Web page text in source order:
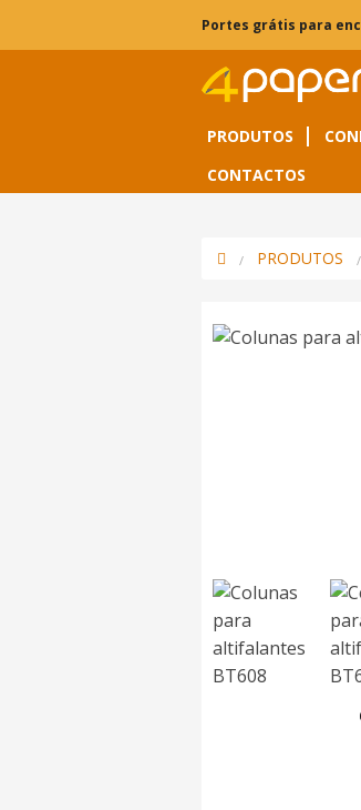
Portes grátis para
PRODUTOS
CONTACTOS
PRODUTOS